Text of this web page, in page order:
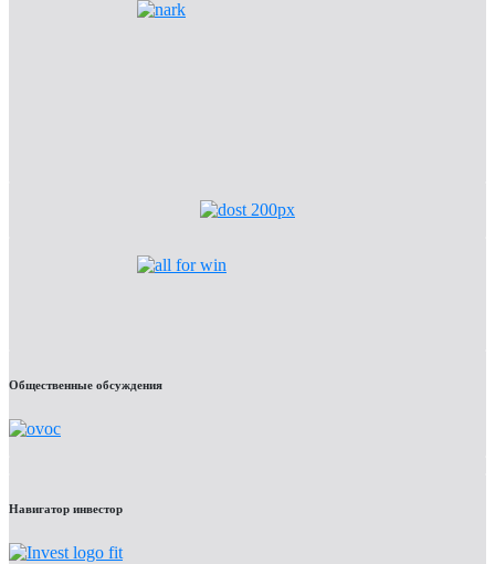
Общественные обсуждения
Навигатор инвестор